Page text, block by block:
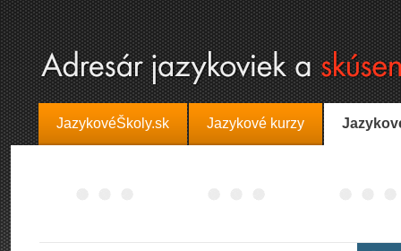
JazykovéŠkoly.sk Jazykové kurzy